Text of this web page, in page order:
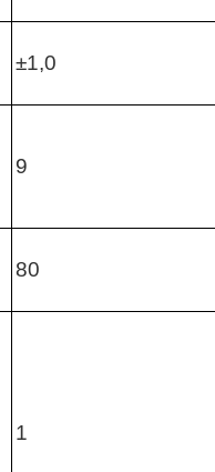
±1,0
9
80
1